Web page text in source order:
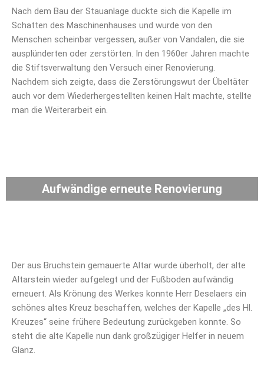
Nach dem Bau der Stauanlage duckte sich die Kapelle im
Schatten des Maschinenhauses und wurde von den
Menschen scheinbar vergessen, außer von Vandalen, die sie
ausplünderten oder zerstörten. In den 1960er Jahren machte
die Stiftsverwaltung den Versuch einer Renovierung.
Nachdem sich zeigte, dass die Zerstörungswut der Übeltäter
auch vor dem Wiederhergestellten keinen Halt machte, stellte
man die Weiterarbeit ein.
Aufwändige erneute Renovierung
Der aus Bruchstein gemauerte Altar wurde überholt, der alte
Altarstein wieder aufgelegt und der Fußboden aufwändig
erneuert. Als Krönung des Werkes konnte Herr Deselaers ein
schönes altes Kreuz beschaffen, welches der Kapelle „des Hl.
Kreuzes“ seine frühere Bedeutung zurückgeben konnte. So
steht die alte Kapelle nun dank großzügiger Helfer in neuem
Glanz.